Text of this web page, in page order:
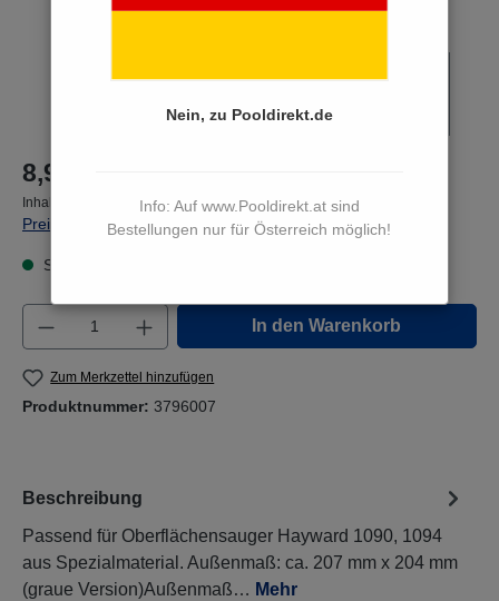
Nein, zu Pooldirekt.de
Info: Auf www.Pooldirekt.at sind
Bestellungen nur für Österreich möglich!
8,90 €*
Inhalt:
Preise inkl. MwSt. zzgl. Versandkosten
Sofort versandfertig, Lieferzeit 3 bis 5 Werktage
Produkt Anzahl: Gib den gewünschten
In den Warenkorb
Zum Merkzettel hinzufügen
Produktnummer: 3796007
Beschreibung
Passend für Oberflächensauger Hayward 1090, 1094
aus Spezialmaterial. Außenmaß: ca. 207 mm x 204 mm
(graue Version)Außenmaß… Mehr